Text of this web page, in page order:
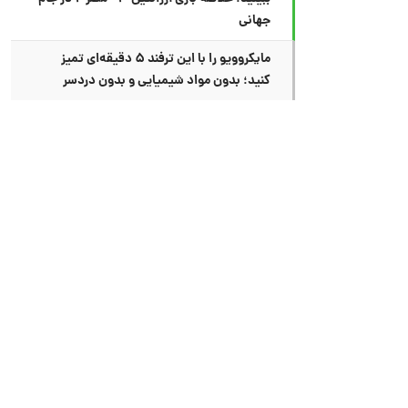
جهانی
مایکروویو را با این ترفند ۵ دقیقه‌ای تمیز
کنید؛ بدون مواد شیمیایی و بدون دردسر